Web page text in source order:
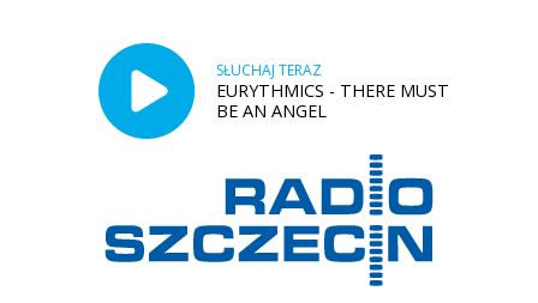
SŁUCHAJ TERAZ
EURYTHMICS - THERE MUST
BE AN ANGEL